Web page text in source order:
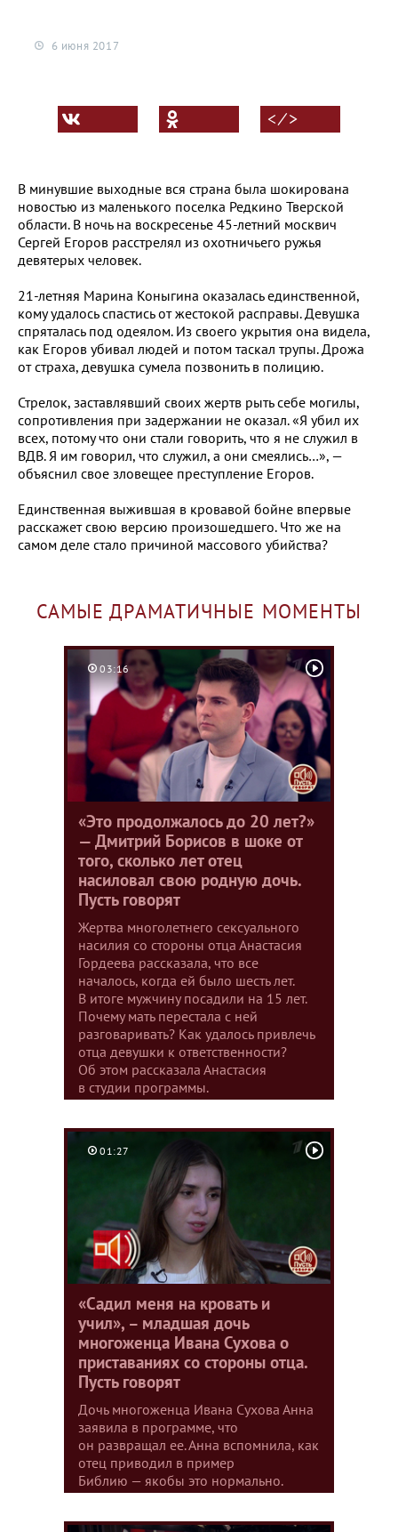
6 июня 2017
< ⁄ >
В минувшие выходные вся страна была шокирована
новостью из маленького поселка Редкино Тверской
области. В ночь на воскресенье 45-летний москвич
Сергей Егоров расстрелял из охотничьего ружья
девятерых человек.
21-летняя Марина Коныгина оказалась единственной,
кому удалось спастись от жестокой расправы. Девушка
спряталась под одеялом. Из своего укрытия она видела,
как Егоров убивал людей и потом таскал трупы. Дрожа
от страха, девушка сумела позвонить в полицию.
Стрелок, заставлявший своих жертв рыть себе могилы,
сопротивления при задержании не оказал. «Я убил их
всех, потому что они стали говорить, что я не служил в
ВДВ. Я им говорил, что служил, а они смеялись…», —
объяснил свое зловещее преступление Егоров.
Единственная выжившая в кровавой бойне впервые
расскажет свою версию произошедшего. Что же на
самом деле стало причиной массового убийства?
САМЫЕ ДРАМАТИЧНЫЕ МОМЕНТЫ
03:16
«Это продолжалось до 20 лет?»
— Дмитрий Борисов в шоке от
того, сколько лет отец
насиловал свою родную дочь.
Пусть говорят
Жертва многолетнего сексуального
насилия со стороны отца Анастасия
Гордеева рассказала, что все
началось, когда ей было шесть лет.
В итоге мужчину посадили на 15 лет.
Почему мать перестала с ней
разговаривать? Как удалось привлечь
отца девушки к ответственности?
Об этом рассказала Анастасия
в студии программы.
01:27
«Садил меня на кровать и
учил», – младшая дочь
многоженца Ивана Сухова о
приставаниях со стороны отца.
Пусть говорят
Дочь многоженца Ивана Сухова Анна
заявила в программе, что
он развращал ее. Анна вспомнила, как
отец приводил в пример
Библию — якобы это нормально.